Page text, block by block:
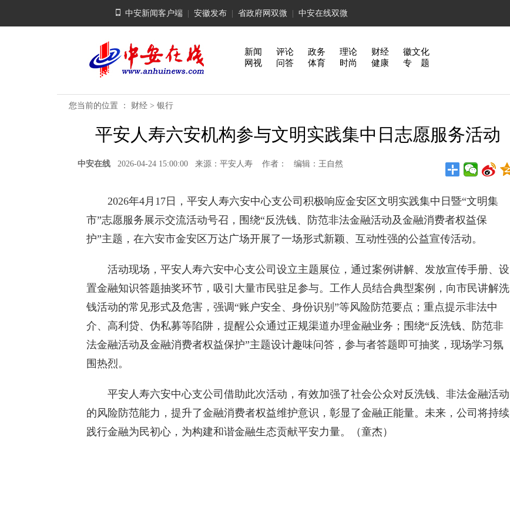
中安新闻客户端 安徽发布 省政府网双微 中安在线双微
新闻 评论 政务 理论 财经
徽文化
网视
问答 体育 时尚 健康 专 题
您当前的位置 ： 财经 > 银行
平安人寿六安机构参与文明实践集中日志愿服务活动
中安在线 2026-04-24 15:00:00 来源：平安人寿 作者： 编辑：王自然
2026年4月17日，平安人寿六安中心支公司积极响应金安区文明实践集中日暨“文明集
市”志愿服务展示交流活动号召，围绕“反洗钱、防范非法金融活动及金融消费者权益保
护”主题，在六安市金安区万达广场开展了一场形式新颖、互动性强的公益宣传活动。
活动现场，平安人寿六安中心支公司设立主题展位，通过案例讲解、发放宣传手册、设
置金融知识答题抽奖环节，吸引大量市民驻足参与。工作人员结合典型案例，向市民讲解洗
钱活动的常见形式及危害，强调“账户安全、身份识别”等风险防范要点；重点提示非法中
介、高利贷、伪私募等陷阱，提醒公众通过正规渠道办理金融业务；围绕“反洗钱、防范非
法金融活动及金融消费者权益保护”主题设计趣味问答，参与者答题即可抽奖，现场学习氛
围热烈。
平安人寿六安中心支公司借助此次活动，有效加强了社会公众对反洗钱、非法金融活动
的风险防范能力，提升了金融消费者权益维护意识，彰显了金融正能量。未来，公司将持续
践行金融为民初心，为构建和谐金融生态贡献平安力量。（童杰）